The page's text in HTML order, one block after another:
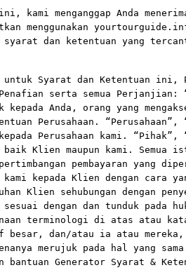
kami menganggap Anda
menggunakan
syarat dan ketentuan yang
Syarat dan Ketentuan ini,
serta semua Perjanjian:
kepada Anda, orang yang
Perusahaan.
Perusahaan kami. “Pihak”,
baik Klien maupun kami. Semua
pembayaran yang
kami kepada Klien dengan cara
Klien sehubungan dengan
dengan dan tunduk pada
terminologi di atas atau
besar, dan/atau ia atau mereka,
merujuk pada hal yang
bantuan Generator Syarat &